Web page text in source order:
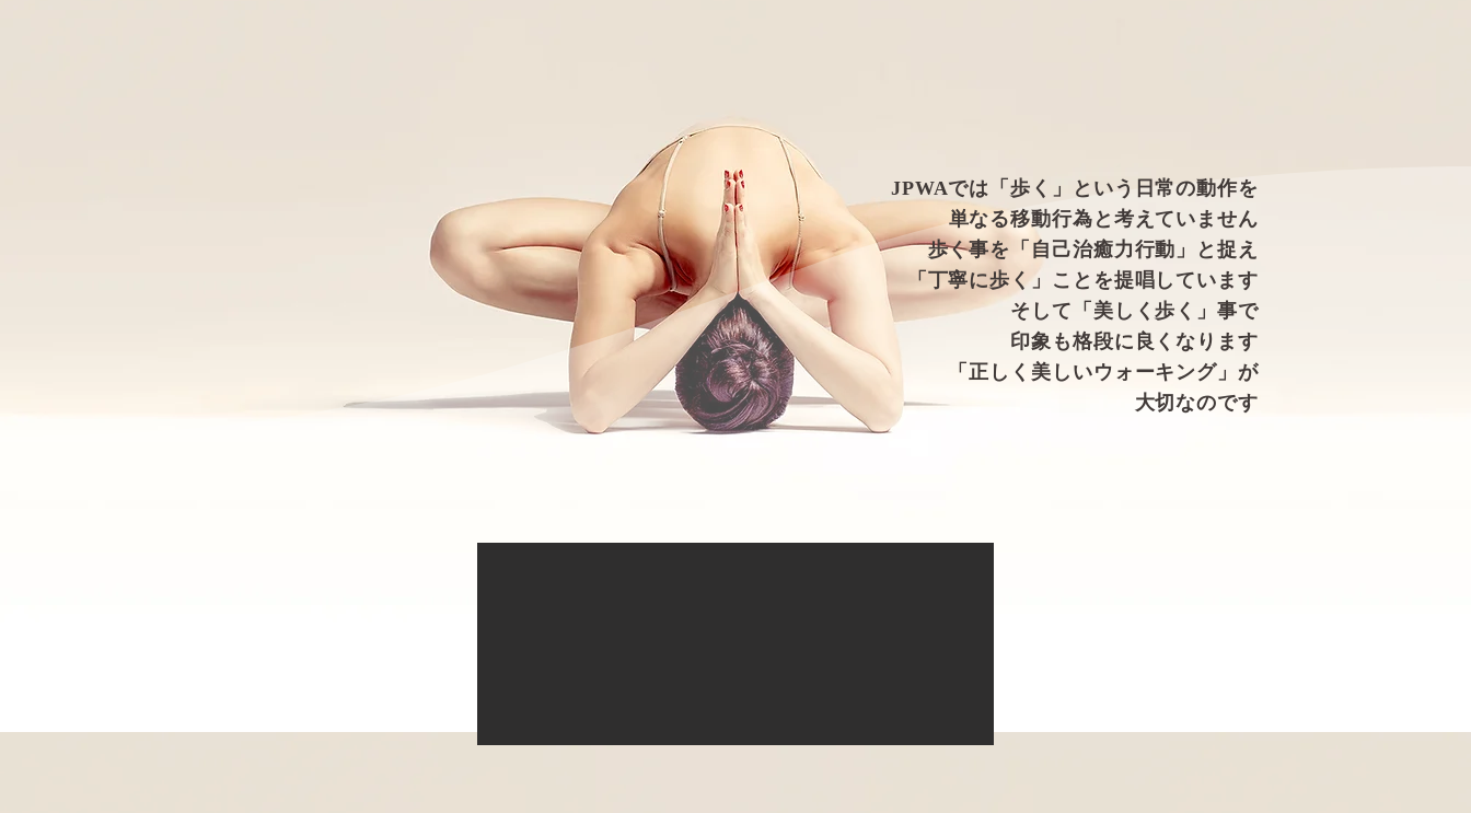
JPWAでは「歩く」という日常の動作を
単なる移動行為と考えていません
歩く事を「 自己治癒力行動」と捉え
「丁寧に歩く」ことを提唱しています
そして「美しく歩く」事で
印象も格段に良くなります
「正しく美しいウォーキング」 が
大切なのです